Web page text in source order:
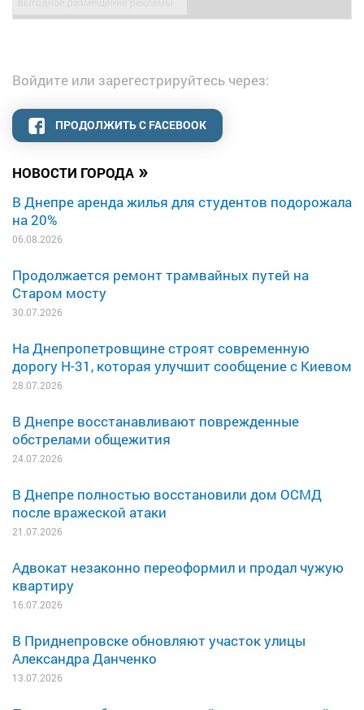
НОВОСТИ ГОРОДА »
В Днепре аренда жилья для студентов подорожала
на 20%
06.08.2026
Продолжается ремонт трамвайных путей на
Старом мосту
30.07.2026
На Днепропетровщине строят современную
дорогу Н-31, которая улучшит сообщение с Киевом
28.07.2026
В Днепре восстанавливают поврежденные
обстрелами общежития
24.07.2026
В Днепре полностью восстановили дом ОСМД
после вражеской атаки
21.07.2026
Адвокат незаконно переоформил и продал чужую
квартиру
16.07.2026
В Приднепровске обновляют участок улицы
Александра Данченко
13.07.2026
Войдите или зарегестрируйтесь через:
ПРОДОЛЖИТЬ С FACEBOOK